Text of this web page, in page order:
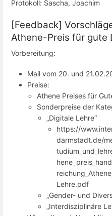
Protokoll: Sascha, Joachim
[Feedback]
Athene-Preis für gute
Vorbereitung:
Mail vom 20. und
Preise:
Athene Preises für
Sonderpreise der
„Digitale Lehre“
https://
darmstadt.de/
Lehre.pdf
„Gender- und
„Interdisziplinäre